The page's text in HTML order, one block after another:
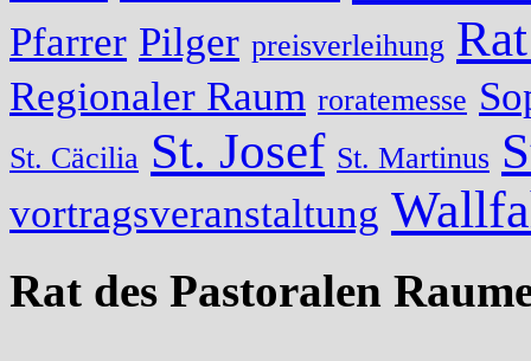
Pfarrer Pilger preisverleihung
Regionaler Raum roratemesse
St. Cäcilia St. Josef St. Martinus
vortragsveranstaltung
Rat des Pastoralen